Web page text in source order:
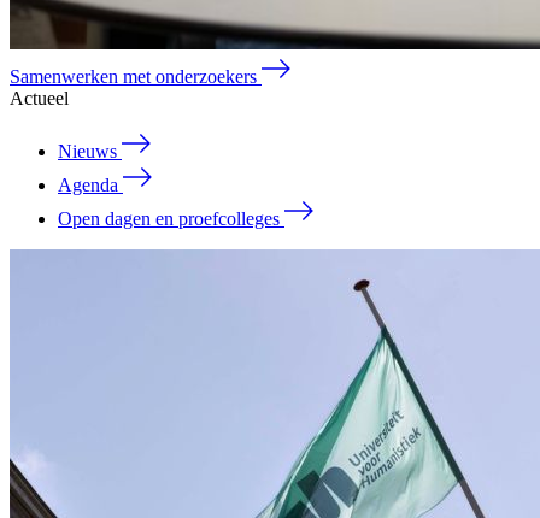
Samenwerken met onderzoekers
Actueel
Nieuws
Agenda
Open dagen en proefcolleges